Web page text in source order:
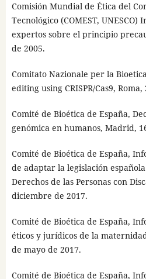
Comisión Mundial de Ética del
Tecnológico (COMEST,
expertos sobre el principio
de 2005.
Comitato Nazionale per la
editing using CRISPR/Cas9,
Comité de Bioética de España,
genómica en humanos, Madrid,
Comité de Bioética de España,
de adaptar la legislación
Derechos de las Personas con
diciembre de 2017.
Comité de Bioética de España,
éticos y jurídicos de la
de mayo de 2017.
Comité de Bioética de España,